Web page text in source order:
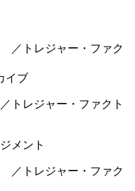
イブ
トレジャー・ファクト
メント